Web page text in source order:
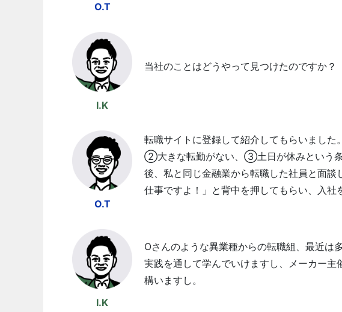
O.T
I.K
当社のことはどうやって見つけたのですか？
O.T
転職サイトに登録して紹介してもらいまし
②大きな転勤がない、③土日が休みという条
後、私と同じ金融業から転職した社員と面
仕事ですよ！」と背中を押してもらい、入社
I.K
Oさんのような異業種からの転職組、最近は
実践を通して学んでいけますし、メーカー
構いますし。